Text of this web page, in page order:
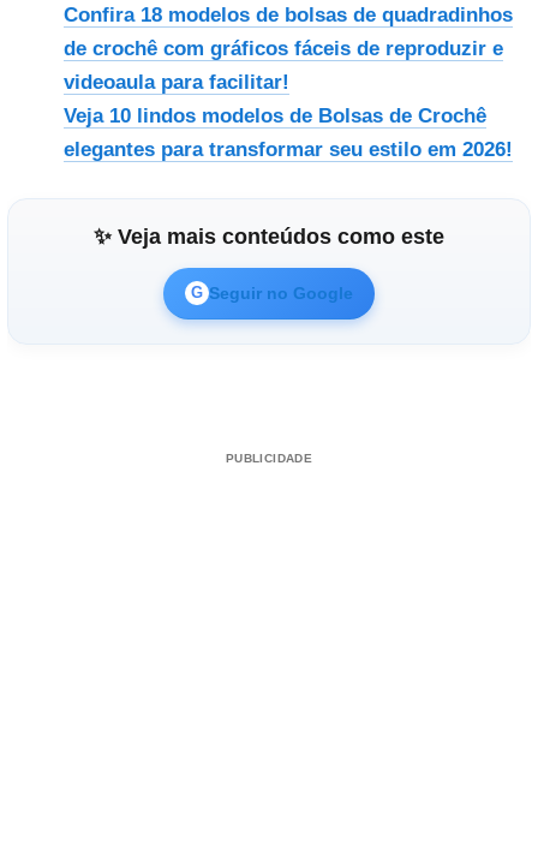
Confira 18 modelos de bolsas de quadradinhos
de crochê com gráficos fáceis de reproduzir e
videoaula para facilitar!
Veja 10 lindos modelos de Bolsas de Crochê
elegantes para transformar seu estilo em 2026!
✨ Veja mais conteúdos como este
G Seguir no Google
PUBLICIDADE